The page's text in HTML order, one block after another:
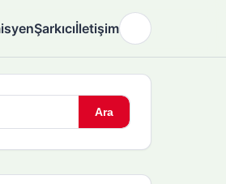
Şarkıcıİletişim
Ara